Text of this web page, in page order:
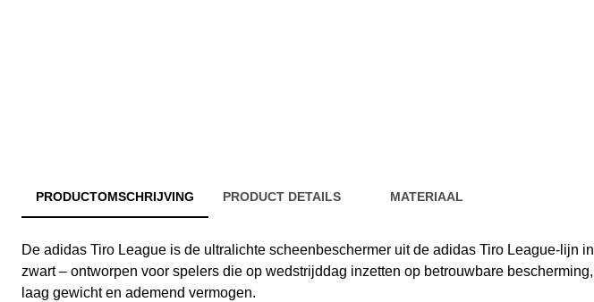
PRODUCTOMSCHRIJVING PRODUCT DETAILS MATERIAAL
De adidas Tiro League is de ultralichte scheenbeschermer uit de adidas Tiro League-lijn in
zwart – ontworpen voor spelers die op wedstrijddag inzetten op betrouwbare bescherming,
laag gewicht en ademend vermogen.